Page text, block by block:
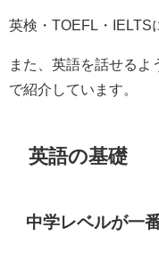
英検・TOEFL・IELTS
また、英語を話せるよ
で紹介しています。
英語の基礎
中学レベルが一